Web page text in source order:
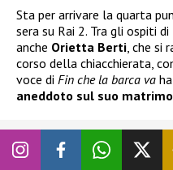
Sta per arrivare la quarta
sera su Rai 2. Tra gli ospiti di
anche Orietta Berti , che si
corso della chiacchierata,
voce di Fin che la barca va
aneddoto sul suo